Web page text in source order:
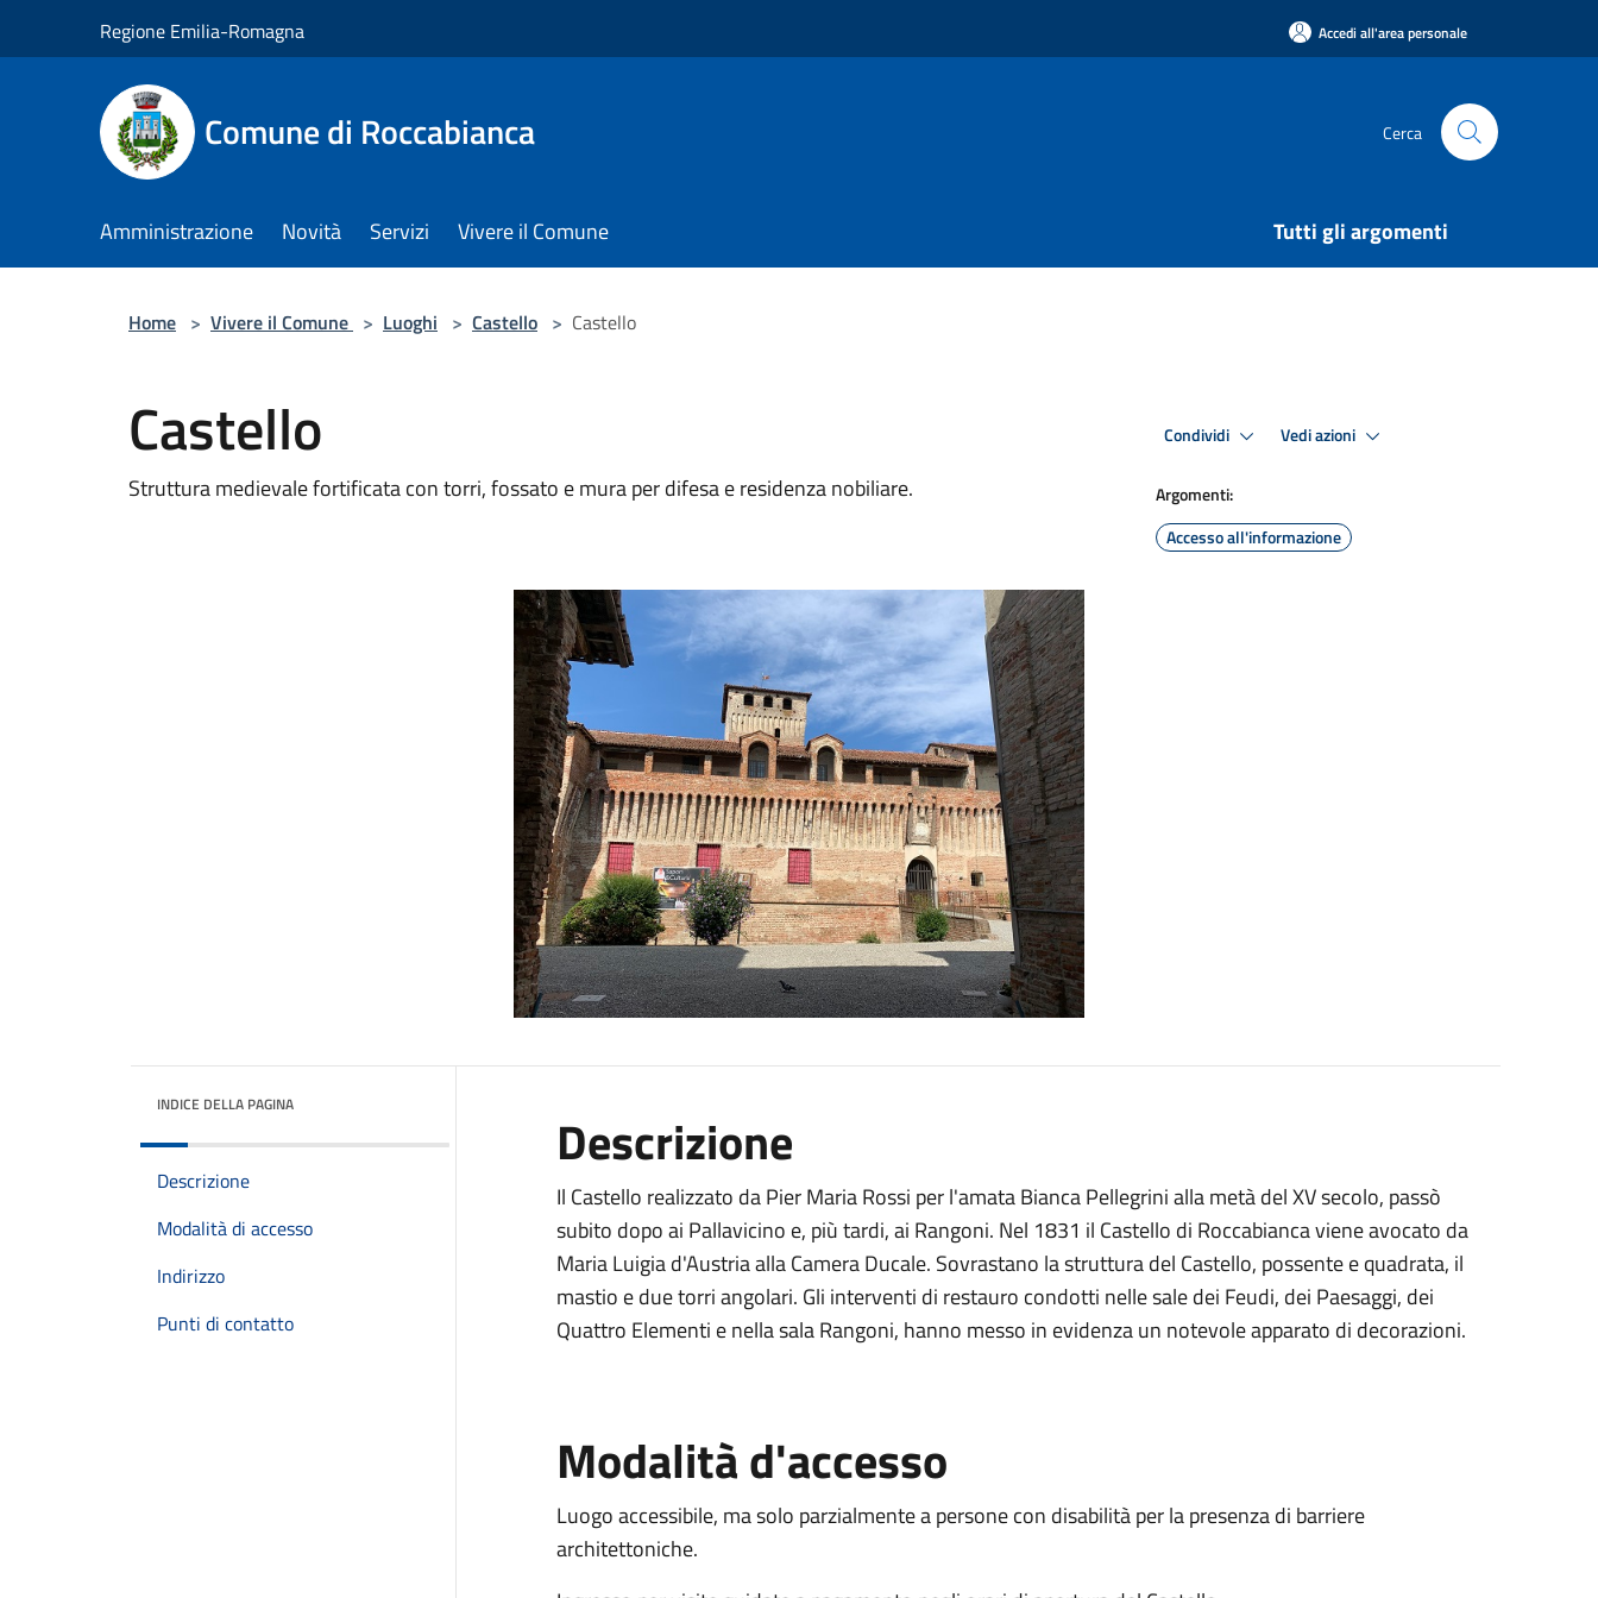
Regione Emilia-Romagna Accedi all'area personale
Comune di Roccabianca Cerca
Amministrazione Novità Servizi Vivere il Comune Tutti gli argomenti
Home > Vivere il Comune > Luoghi > Castello > Castello
Castello
Struttura medievale fortificata con torri, fossato e mura per difesa e residenza nobiliare.
Condividi Vedi azioni
Argomenti:
Accesso all'informazione
INDICE DELLA PAGINA
Descrizione
Modalità di accesso
Indirizzo
Punti di contatto
Descrizione
Il Castello realizzato da Pier Maria Rossi per l'amata Bianca Pellegrini alla metà del XV secolo, passò
subito dopo ai Pallavicino e, più tardi, ai Rangoni. Nel 1831 il Castello di Roccabianca viene avocato da
Maria Luigia d'Austria alla Camera Ducale. Sovrastano la struttura del Castello, possente e quadrata, il
mastio e due torri angolari. Gli interventi di restauro condotti nelle sale dei Feudi, dei Paesaggi, dei
Quattro Elementi e nella sala Rangoni, hanno messo in evidenza un notevole apparato di decorazioni.
Modalità d'accesso
Luogo accessibile, ma solo parzialmente a persone con disabilità per la presenza di barriere
architettoniche.